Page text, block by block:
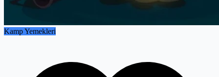
Kamp Yemekleri